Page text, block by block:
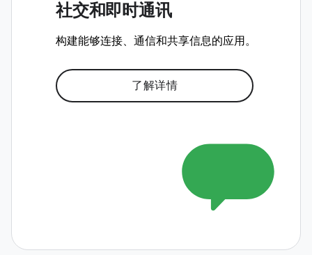
社交和即时通讯
构建能够连接、通信和共享信息的应用。
了解详情